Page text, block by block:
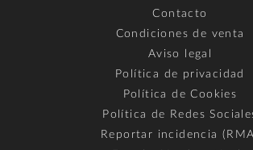
Contacto
Condiciones de venta
Aviso legal
Política de privacidad
Política de Cookies
Política de Redes
Reportar incidencia